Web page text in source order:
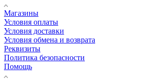
Магазины
Условия оплаты
Условия доставки
Условия обмена и возврата
Реквизиты
Политика безопасности
Помощь